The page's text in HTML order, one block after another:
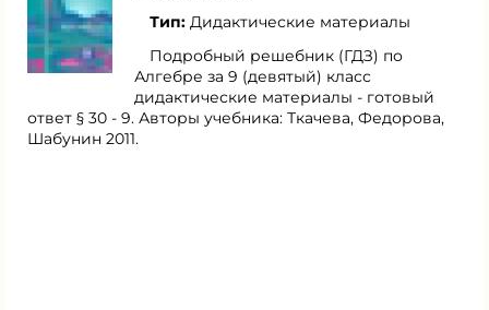
Тип: Дидактические материалы
Подробный решебник (ГДЗ) по
Алгебре за 9 (девятый) класс
дидактические материалы - готовый
ответ § 30 - 9. Авторы учебника: Ткачева, Федорова,
Шабунин 2011.